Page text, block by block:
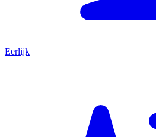
Eerlijk